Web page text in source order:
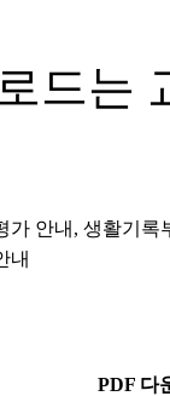
드는
가 안내, 생활기록
내
PDF 다